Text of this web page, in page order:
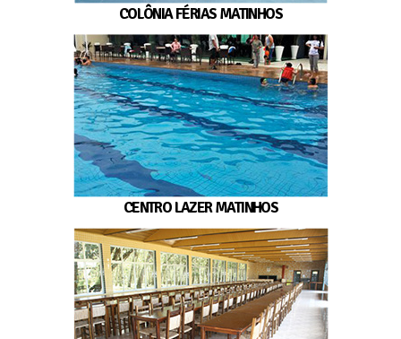
COLÔNIA FÉRIAS MATINHOS
CENTRO LAZER MATINHOS